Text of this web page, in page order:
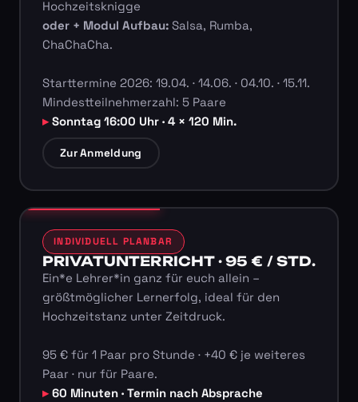
Hochzeitsknigge
oder + Modul Aufbau:Salsa, Rumba,
ChaChaCha.
Starttermine 2026: 19.04. · 14.06. · 04.10. · 15.11.
Mindestteilnehmerzahl: 5 Paare
Sonntag 16:00 Uhr · 4 × 120 Min.
Zur Anmeldung
INDIVIDUELL PLANBAR
PRIVATUNTERRICHT · 95 € / STD.
Ein*e Lehrer*in ganz für euch allein –
größtmöglicher Lernerfolg, ideal für den
Hochzeitstanz unter Zeitdruck.
95 € für 1 Paar pro Stunde · +40 € je weiteres
Paar · nur für Paare.
60 Minuten · Termin nach Absprache